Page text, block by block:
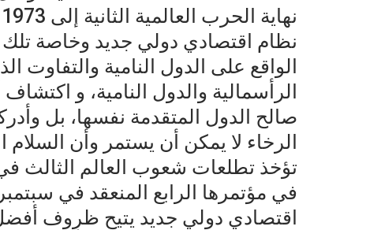
نظام اقتصادي دولي جديد وخاصة تلك
الواقع على الدول النامية والتفاوت
الرأسمالية والدول النامية، و
صالح الدول المتقدمة نفسها، بل
الرخاء لا يمكن أن يستمر وأن
تؤخذ تطلعات شعوب العالم الثالث في
في مؤتمرها الرابع المنعقد في سبتمبر 1973 بالجزائر إلى إقامة نظام
اقتصادي دولي جديد يتيح ظروف